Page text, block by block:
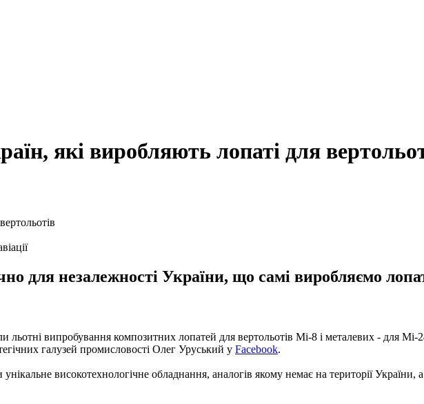
які виробляють лопаті для
для незалежності України, що самі виробляємо
випробування композитних лопатей для вертольотів Мі-8 і металевих - для Мі-
галузей промисловості Олег Уруський у Facebook.
унікальне високотехнологічне обладнання, аналогів якому немає на території